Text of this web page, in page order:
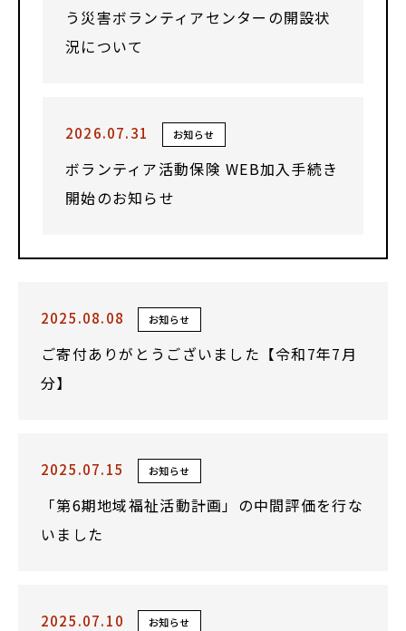
う災害ボランティアセンターの開設状
況について
2026.07.31 お知らせ
ボランティア活動保険 WEB加入手続き
開始のお知らせ
2025.08.08 お知らせ
ご寄付ありがとうございました【令和7年7月
分】
2025.07.15 お知らせ
「第6期地域福祉活動計画」の中間評価を行な
いました
2025.07.10 お知らせ